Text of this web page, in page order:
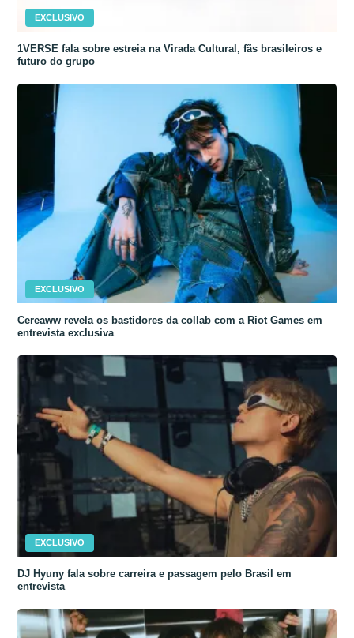
EXCLUSIVO
1VERSE fala sobre estreia na Virada Cultural, fãs brasileiros e
futuro do grupo
EXCLUSIVO
Cereaww revela os bastidores da collab com a Riot Games em
entrevista exclusiva
EXCLUSIVO
DJ Hyuny fala sobre carreira e passagem pelo Brasil em
entrevista